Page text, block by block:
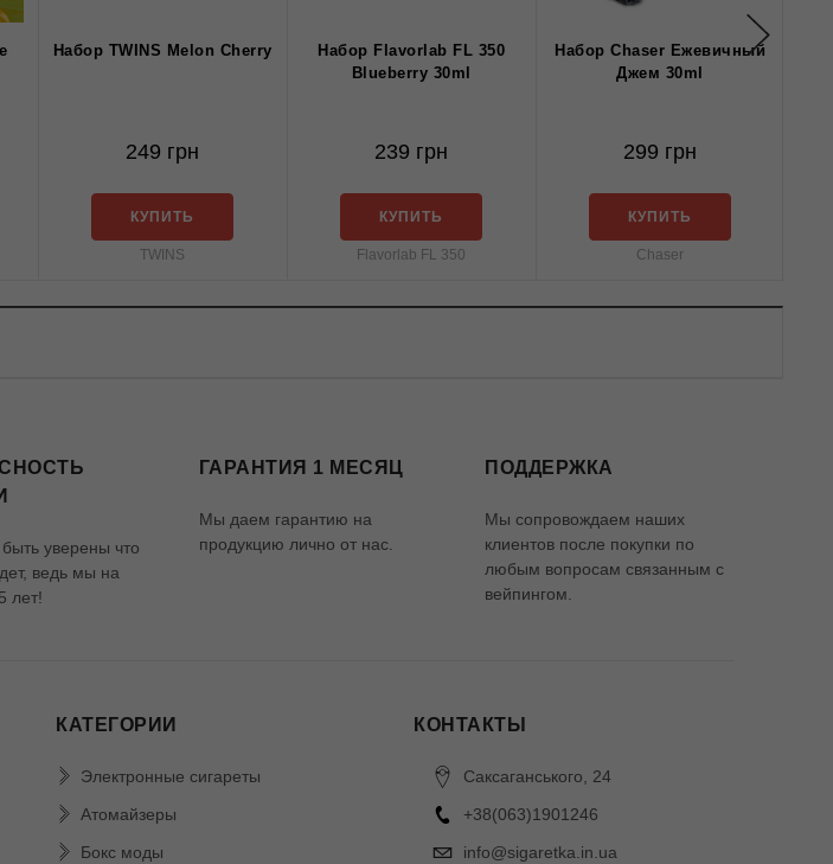
Набор TWINS Melon Cherry
249 грн
КУПИТЬ
TWINS
Набор Flavorlab FL 350
Blueberry 30ml
239 грн
КУПИТЬ
Flavorlab FL 350
Набор Chaser Ежевичный
Джем 30ml
299 грн
КУПИТЬ
Chaser
уверены что
ведь мы на
лет!
ГАРАНТИЯ 1 МЕСЯЦ
Мы даем гарантию на
продукцию лично от нас.
ПОДДЕРЖКА
Мы сопровождаем наших
клиентов после покупки по
любым вопросам связанным с
вейпингом.
КАТЕГОРИИ
Электронные сигареты
Атомайзеры
Бокс моды
КОНТАКТЫ
Саксаганського, 24
+38(063)1901246
info@sigaretka.in.ua